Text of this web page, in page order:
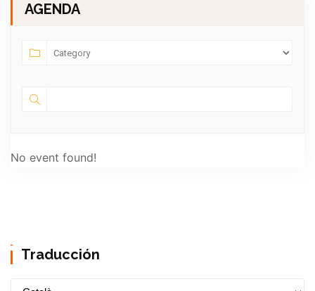
AGENDA
No event found!
Traducción